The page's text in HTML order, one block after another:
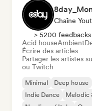
> 5200 feedbacks
Acid houseAmbient
Écrire des articles
Partager les artistes
ou Twitch
Minimal Deep house
Indie Dance
Melodic
Nu-disco / Italo